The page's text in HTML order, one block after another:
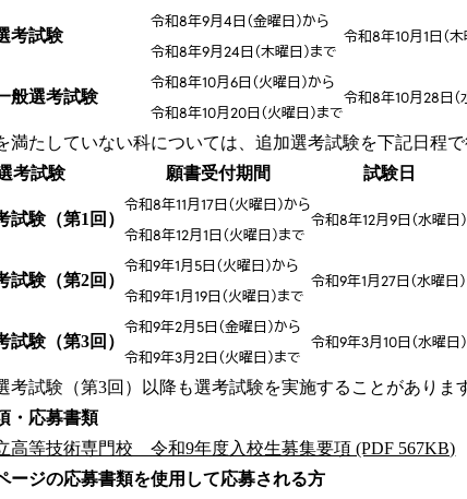
選考試験
令和8年9月4日（金曜日）から
令和8年9月24日（木曜日）まで
令和8年10月1日（木
般選考試験
令和8年10月6日（火曜日）から
令和8年10月20日（火曜日）まで
令和8年10月28日（
満たしていない科については、追加選考試験を下記日程で
考試験
願書受付期間 試験日
試験（第1回）
令和8年11月17日（火曜日）から
令和8年12月1日（火曜日）まで
令和8年12月9日（水曜日）
試験（第2回）
令和9年1月5日（火曜日）から
令和9年1月19日（火曜日）まで
令和9年1月27日（水曜日）
試験（第3回）
令和9年2月5日（金曜日）から
令和9年3月2日（火曜日）まで
令和9年3月10日（水曜日）
考試験（第3回）以降も選考試験を実施することがありま
・応募書類
高等技術専門校 令和9年度入校生募集要項 (PDF 567KB)
ージの応募書類を使用して応募される方